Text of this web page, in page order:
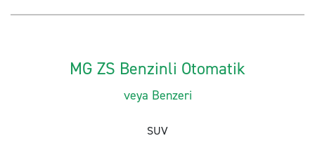
MG ZS Benzinli Otomatik
veya Benzeri
SUV